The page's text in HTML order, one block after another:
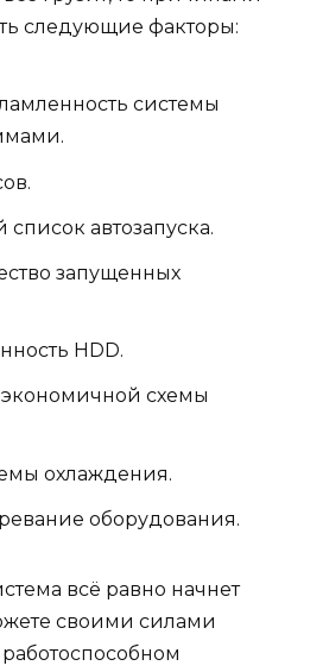
следующие факторы:
системы
автозапуска.
запущенных
HDD.
схемы
охлаждения.
оборудования.
всё равно начнет
своими силами